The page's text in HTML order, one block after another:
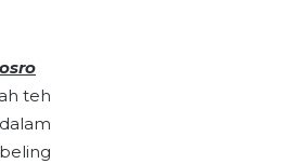
teh